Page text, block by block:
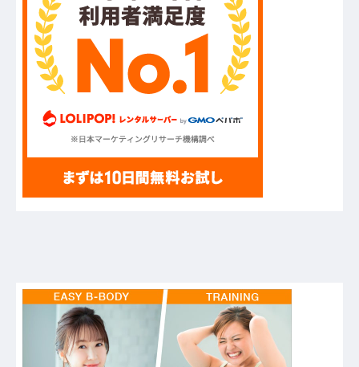
ハードオフに売っていた4万4000円のフィギュア
がヤバすぎるｗｗｗｗｗｗ「こんな高いの？ｗ
ｗ」「逆に超安い」
【GIF】JSのカンチョーワロタ
ｗｗｗ(※画像あり)
限速度で走った結果wwwwwwwwwwww